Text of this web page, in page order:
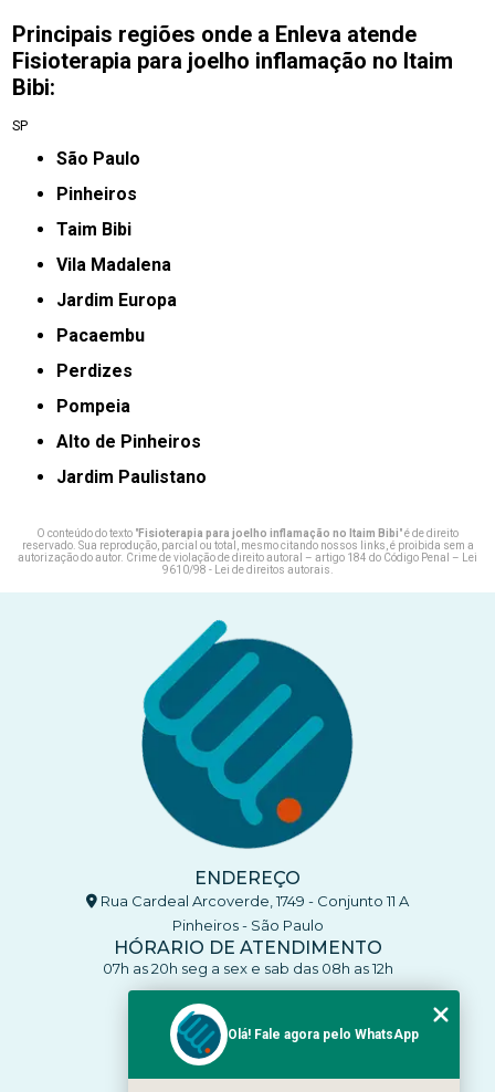
Principais regiões onde a Enleva atende
Fisioterapia para joelho inflamação no Itaim
Bibi:
SP
São Paulo
Pinheiros
taim Bibi
Vila Madalena
jardim Europa
Pacaembu
Perdizes
Pompeia
Alto de Pinheiros
Jardim Paulistano
O conteúdo do texto "Fisioterapia para joelho inflamação no Itaim Bibi" é de direito
reservado. Sua reprodução, parcial ou total, mesmo citando nossos links, é proibida sem a
autorização do autor. Crime de violação de direito autoral – artigo 184 do Código Penal –
Lei
9610/98 - Lei de direitos autorais
ENDEREÇO
Rua Cardeal Arcoverde, 1749 - Conjunto 11 A
Pinheiros - São Paulo
HÓRARIO DE ATENDIMENTO
07h as 20h seg a sex e sab das 08h as 12h
CONTATO
(11) 93770-4137
(11) 93770-4137
clinicaenleva5@gmail.com
Olá! Fale agora pelo WhatsApp